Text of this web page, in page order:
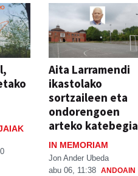
Aita Larramendi
ikastolako
sortzaileen eta
ondorengoen
arteko katebegia
IN MEMORIAM
Jon Ander Ubeda
abu 06, 11:38 ANDOAIN